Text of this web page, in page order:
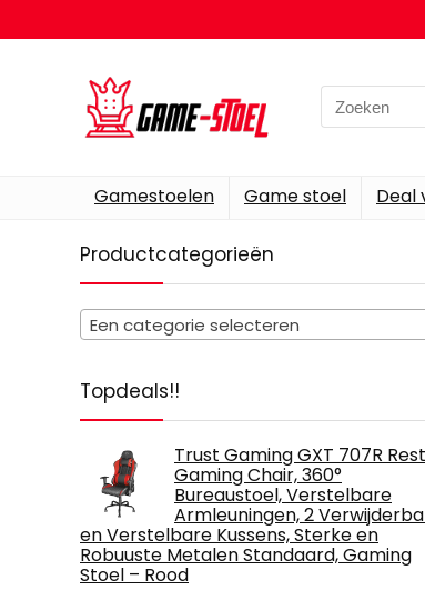
Search
for:
Gamestoelen Game stoel Deal
Productcategorieën
Een categorie selecteren
Topdeals!!
Trust Gaming GXT 707R
Gaming Chair, 360°
Bureaustoel, Verstelbare
Armleuningen, 2
en Verstelbare Kussens, Sterke en
Robuuste Metalen Standaard, Gaming
Stoel – Rood